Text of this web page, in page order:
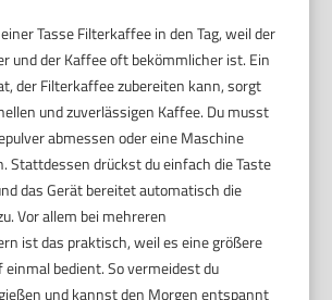
Tasse Filterkaffee in den Tag, weil der
und der Kaffee oft bekömmlicher ist. Ein
der Filterkaffee zubereiten kann, sorgt
und zuverlässigen Kaffee. Du musst
abmessen oder eine Maschine
Stattdessen drückst du einfach die Taste
das Gerät bereitet automatisch die
Vor allem bei mehreren
ist das praktisch, weil es eine größere
einmal bedient. So vermeidest du
und kannst den Morgen entspannt